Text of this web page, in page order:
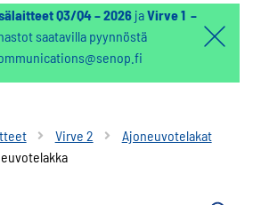
Q3/Q4 – 2026jaVirve 1 –
saatavilla pyynnöstä
Virve 2
Ajoneuvotelakat